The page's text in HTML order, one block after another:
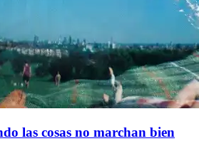
las cosas no marchan bien